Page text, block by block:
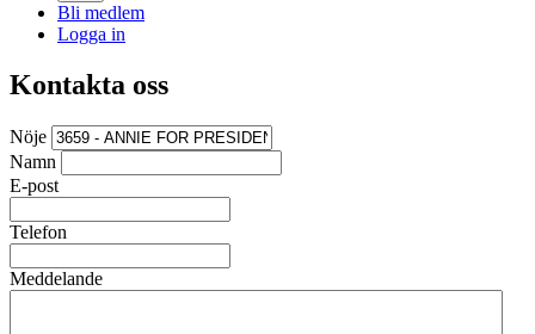
Bli medlem
Logga in
Kontakta oss
Nöje
Namn
E-post
Telefon
Meddelande